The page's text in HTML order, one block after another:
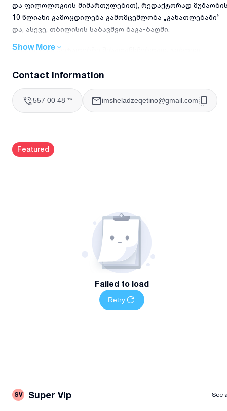
და ფილოლოგიის მიმართულებით), რედაქტორად
10 წლიანი გამოცდილება გამომცემლობა „განათლებაში“
და, ასევე, თბილისის საბავშვო ბაგა-ბაღში.
დამატებით დეტალებზე შესათანხმებლად, გთხოვთ,
Show More
Contact Information
557 00 48 ** imsheladzeqetino@gmail.com
Featured
Failed to load
Retry
SV Super Vip See